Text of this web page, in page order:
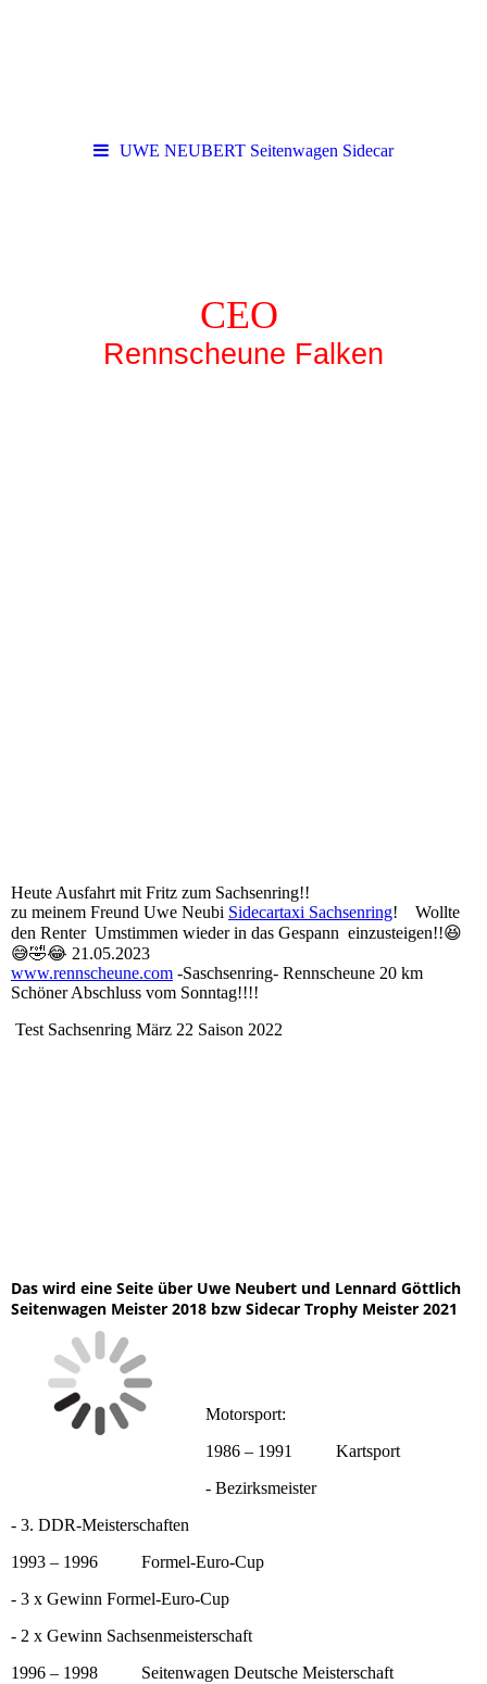
UWE NEUBERT Seitenwagen Sidecar
CEO
Rennscheune Falken
Heute Ausfahrt mit Fritz zum Sachsenring!!
zu meinem Freund Uwe Neubi Sidecartaxi Sachsenring! Wollte
den Renter Umstimmen wieder in das Gespann einzusteigen!!😆
😅🤣😂 21.05.2023
www.rennscheune.com -Saschsenring- Rennscheune 20 km
Schöner Abschluss vom Sonntag!!!!
Test Sachsenring März 22 Saison 2022
Das wird eine Seite über Uwe Neubert und Lennard Göttlich
Seitenwagen Meister 2018 bzw Sidecar Trophy Meister 2021
Motorsport:
1986 – 1991 Kartsport
- Bezirksmeister
- 3. DDR-Meisterschaften
1993 – 1996 Formel-Euro-Cup
- 3 x Gewinn Formel-Euro-Cup
- 2 x Gewinn Sachsenmeisterschaft
1996 – 1998 Seitenwagen Deutsche Meisterschaft